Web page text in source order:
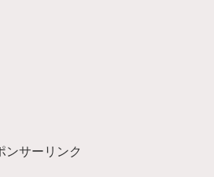
ンサーリンク